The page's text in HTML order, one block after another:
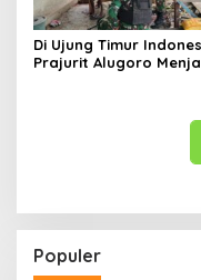
Di Ujung Timur
Prajurit Alugoro
Populer